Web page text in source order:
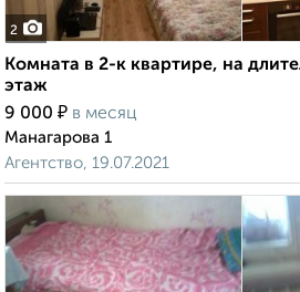
2
Комната в 2-к квартире, на
этаж
9 000 ₽ в месяц
Манагарова 1
Агентство, 19.07.2021